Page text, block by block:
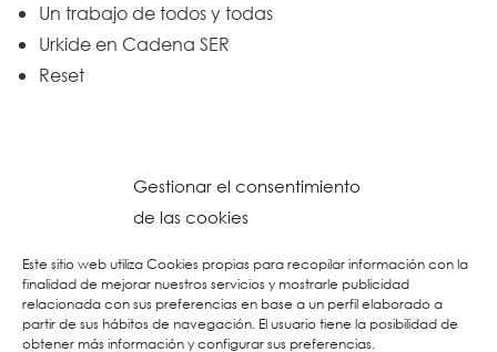
Gestionar el consentimiento
de las cookies
Este sitio web utiliza Cookies propias para recopilar información con la
finalidad de mejorar nuestros servicios y mostrarle publicidad
relacionada con sus preferencias en base a un perfil elaborado a
partir de sus hábitos de navegación. El usuario tiene la posibilidad de
obtener más información y configurar sus preferencias.
Un trabajo de todos y todas
Urkide en Cadena SER
Reset